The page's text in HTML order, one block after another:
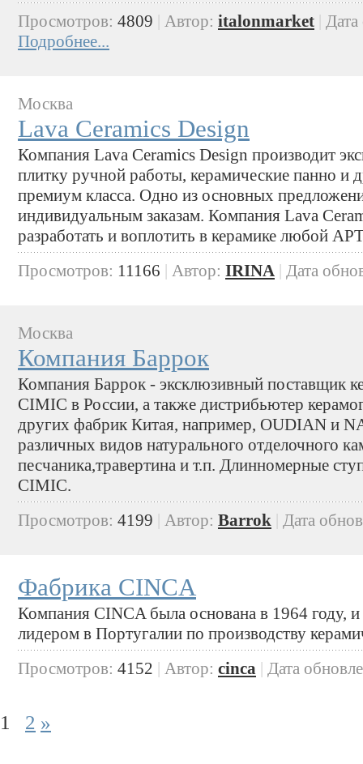
Просмотров: 4809 Автор: italonmarket
Подробнее...
Москва
Lava Ceramics Design
Компания Lava Ceramics Design производит
плитку ручной работы, керамические панно и
премиум класса. Одно из основных
индивидуальным заказам. Компания Lava
разработать и воплотить в керамике любой
Просмотров: 11166 | Автор: IRINA | Дата
Москва
Компания Баррок
Компания Баррок - эксклюзивный поставщик
CIMIC в России, а также дистрибьютер
других фабрик Китая, например, OUDIAN и
различных видов натурального отделочного
песчаника,травертина и т.п. Длинномерные
CIMIC.
Просмотров: 4199 Автор: Barrok Дата
Фабрика CINCA
Компания CINCA была основана в 1964 году, и
лидером в Португалии по производству
Просмотров: 4152 | Автор: cinca | Дата
1 2 »